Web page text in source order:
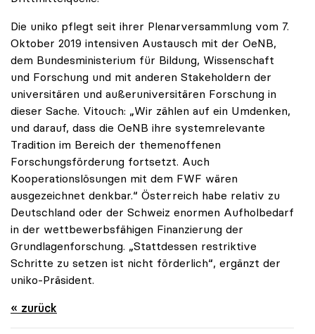
Die uniko pflegt seit ihrer Plenarversammlung vom 7.
Oktober 2019 intensiven Austausch mit der OeNB,
dem Bundesministerium für Bildung, Wissenschaft
und Forschung und mit anderen Stakeholdern der
universitären und außeruniversitären Forschung in
dieser Sache. Vitouch: „Wir zählen auf ein Umdenken,
und darauf, dass die OeNB ihre systemrelevante
Tradition im Bereich der themenoffenen
Forschungsförderung fortsetzt. Auch
Kooperationslösungen mit dem FWF wären
ausgezeichnet denkbar.“ Österreich habe relativ zu
Deutschland oder der Schweiz enormen Aufholbedarf
in der wettbewerbsfähigen Finanzierung der
Grundlagenforschung. „Stattdessen restriktive
Schritte zu setzen ist nicht förderlich“, ergänzt der
uniko-Präsident.
« zurück